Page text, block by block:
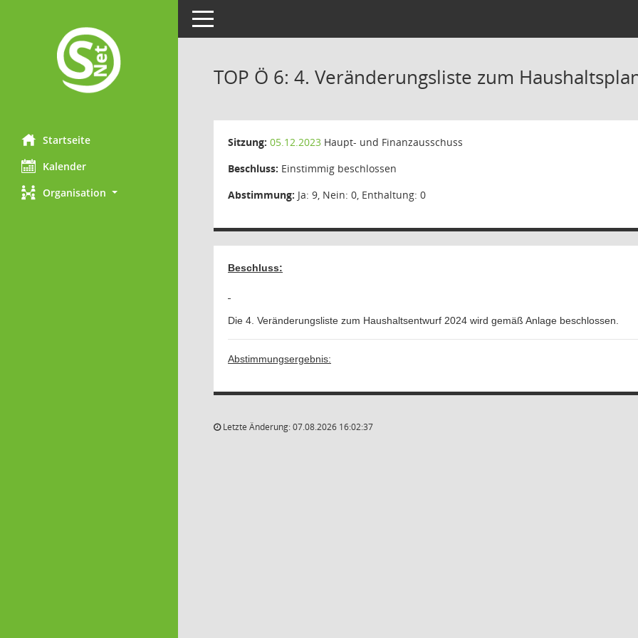
Startseite
Kalender
Organisation
Toggle navigation
TOP Ö 6: 4. Veränderungsliste zum
Sitzung: 05.12.2023 Haupt- und Finanzausschuss
Beschluss: Einstimmig beschlossen
Abstimmung: Ja: 9, Nein: 0, Enthaltung: 0
Beschluss:
Die 4. Veränderungsliste zum Haushaltsentwurf 2024 wird gemäß Anlage beschlossen.
Abstimmungsergebnis:
Letzte Änderung: 07.08.2026 16:02:37